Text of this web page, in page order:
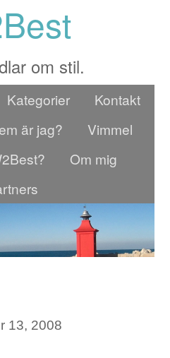
om stil.
Kategorier
Kontakt
är jag?
Vimmel
Om mig
13, 2008